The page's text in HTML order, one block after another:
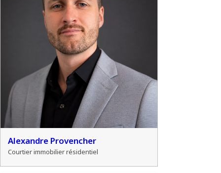
Alexandre Provencher
Courtier immobilier résidentiel